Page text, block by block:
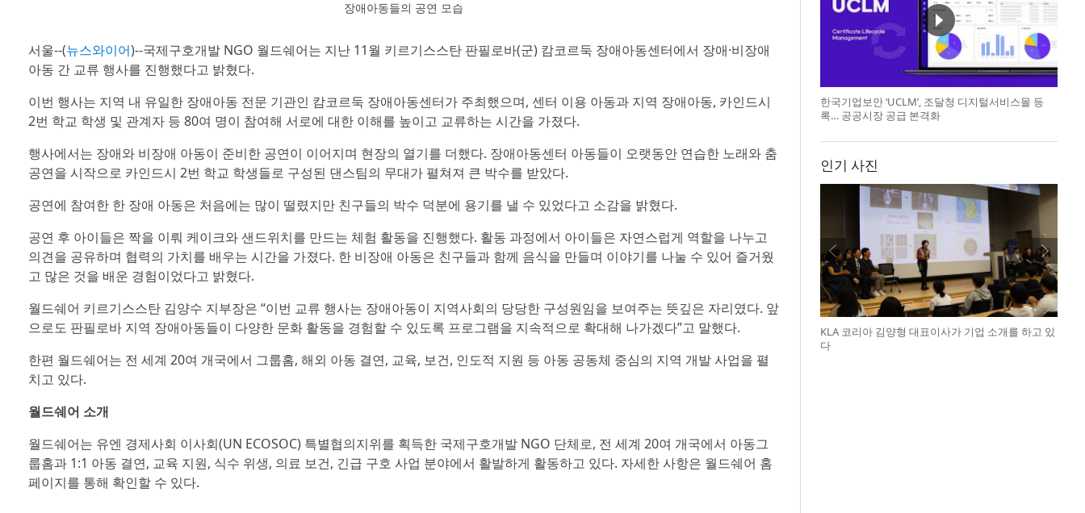
장애아동들의 공연 모습
서울--(뉴스와이어)--국제구호개발 NGO 월드쉐어는 지난 11월 키르기스스탄 판필로바(군) 캄코르둑 장애아동센터에서 장애·비장애
아동 간 교류 행사를 진행했다고 밝혔다.
이번 행사는 지역 내 유일한 장애아동 전문 기관인 캄코르둑 장애아동센터가 주최했으며, 센터 이용 아동과 지역 장애아동, 카인드시
2번 학교 학생 및 관계자 등 80여 명이 참여해 서로에 대한 이해를 높이고 교류하는 시간을 가졌다.
행사에서는 장애와 비장애 아동이 준비한 공연이 이어지며 현장의 열기를 더했다. 장애아동센터 아동들이 오랫동안 연습한 노래와 춤
공연을 시작으로 카인드시 2번 학교 학생들로 구성된 댄스팀의 무대가 펼쳐져 큰 박수를 받았다.
공연에 참여한 한 장애 아동은 처음에는 많이 떨렸지만 친구들의 박수 덕분에 용기를 낼 수 있었다고 소감을 밝혔다.
공연 후 아이들은 짝을 이뤄 케이크와 샌드위치를 만드는 체험 활동을 진행했다. 활동 과정에서 아이들은 자연스럽게 역할을 나누고
의견을 공유하며 협력의 가치를 배우는 시간을 가졌다. 한 비장애 아동은 친구들과 함께 음식을 만들며 이야기를 나눌 수 있어 즐거웠
고 많은 것을 배운 경험이었다고 밝혔다.
월드쉐어 키르기스스탄 김양수 지부장은 “이번 교류 행사는 장애아동이 지역사회의 당당한 구성원임을 보여주는 뜻깊은 자리였다. 앞
으로도 판필로바 지역 장애아동들이 다양한 문화 활동을 경험할 수 있도록 프로그램을 지속적으로 확대해 나가겠다”고 말했다.
한편 월드쉐어는 전 세계 20여 개국에서 그룹홈, 해외 아동 결연, 교육, 보건, 인도적 지원 등 아동 공동체 중심의 지역 개발 사업을 펼
치고 있다.
월드쉐어 소개
월드쉐어는 유엔 경제사회 이사회(UN ECOSOC) 특별협의지위를 획득한 국제구호개발 NGO 단체로, 전 세계 20여 개국에서 아동그
룹홈과 1:1 아동 결연, 교육 지원, 식수 위생, 의료 보건, 긴급 구호 사업 분야에서 활발하게 활동하고 있다. 자세한 사항은 월드쉐어 홈
페이지를 통해 확인할 수 있다.
한국기업보안 ‘UCLM’, 조달청 디지털서비스몰 등
록… 공공시장 공급 본격화
인기 사진
KLA 코리아 김양형 대표이사가 기업 소개를 하고 있
다